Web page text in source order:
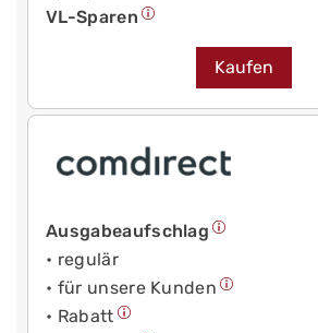
VL-Sparen
Kaufen
Ausgabeaufschlag
• regulär
• für unsere Kunden
• Rabatt